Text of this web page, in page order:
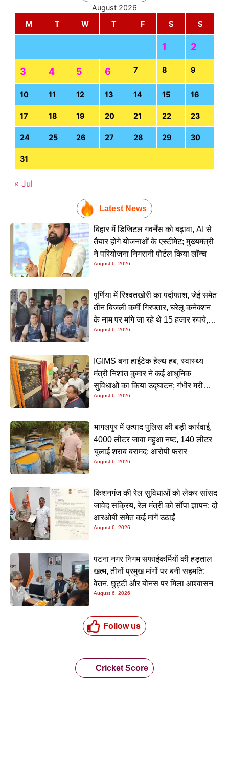
August 2026
M
T W T F S S
1 2
3 4 5 6 7 8 9
10 11 12 13 14 15 16
17 18 19 20 21 22 23
24 25 26 27 28 29 30
31
« Jul
Latest News
बिहार में डिजिटल गवर्नेंस को बढ़ावा, AI से
तैयार होंगे योजनाओं के एस्टीमेट; मुख्यमंत्री
ने परियोजना निगरानी पोर्टल किया लॉन्च
August 6, 2026
पूर्णिया में रिश्वतखोरी का पर्दाफाश, जेई समेत
तीन बिजली कर्मी गिरफ्तार, घरेलू कनेक्शन
के नाम पर मांगे जा रहे थे 15 हजार रुपये,
निगरानी टीम ने रंगे हाथ पकड़ा
August 6, 2026
IGIMS बना हाईटेक हेल्थ हब, स्वास्थ्य
मंत्री निशांत कुमार ने कई आधुनिक
सुविधाओं का किया उद्घाटन; गंभीर मरीजों
के इलाज में आएगा बड़ा सुधार
August 6, 2026
भागलपुर में उत्पाद पुलिस की बड़ी कार्रवाई,
4000 लीटर जावा महुआ नष्ट, 140 लीटर
चुलाई शराब बरामद; आरोपी फरार
August 6, 2026
किशनगंज की रेल सुविधाओं को लेकर सांसद
जावेद सक्रिय, रेल मंत्री को सौंपा ज्ञापन; दो
आरओबी समेत कई मांगें उठाईं
August 6, 2026
पटना नगर निगम सफाईकर्मियों की हड़ताल
खत्म, तीनों प्रमुख मांगों पर बनी सहमति;
वेतन, छुट्टी और बोनस पर मिला आश्वासन
August 6, 2026
Follow us
Cricket Score